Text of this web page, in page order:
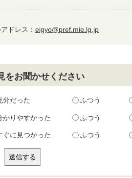
ドレス： eigyo@pref.mie.lg.jp
をお聞かせください
分だった ふつう
かりやすかった ふつう
ぐに見つかった ふつう